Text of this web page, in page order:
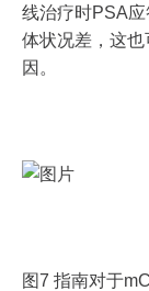
线治疗时PSA
体状况差，这
因。
图7 指南对于